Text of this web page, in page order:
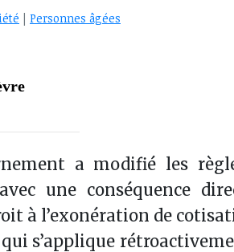
Personnes âgées
a modifié les
une conséquence
à l’exonération de
s’applique